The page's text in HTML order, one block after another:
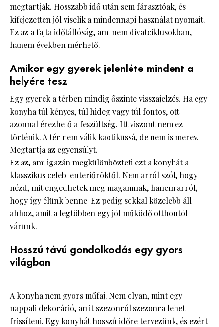
megtartják. Hosszabb idő után sem fárasztóak, és
kifejezetten jól viselik a mindennapi használat nyomait.
Ez az a fajta időtállóság, ami nem divatciklusokban,
hanem években mérhető.
Amikor egy gyerek jelenléte mindent a
helyére tesz
Egy gyerek a térben mindig őszinte visszajelzés. Ha egy
konyha túl kényes, túl hideg vagy túl fontos, ott
azonnal érezhető a feszültség. Itt viszont nem ez
történik. A tér nem válik kaotikussá, de nem is merev.
Megtartja az egyensúlyt.
Ez az, ami igazán megkülönbözteti ezt a konyhát a
klasszikus celeb-enteriőröktől. Nem arról szól, hogy
nézd, mit engedhetek meg magamnak, hanem arról,
hogy így élünk benne. Ez pedig sokkal közelebb áll
ahhoz, amit a legtöbben egy jól működő otthontól
várunk.
Hosszú távú gondolkodás egy gyors
világban
A konyha nem gyors műfaj. Nem olyan, mint egy
nappali dekoráció, amit szezonról szezonra lehet
frissíteni. Egy konyhát hosszú időre tervezünk, és ezért